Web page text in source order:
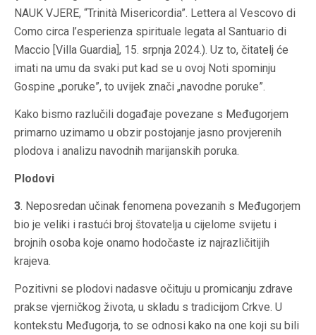
NAUK VJERE, “Trinità Misericordia”. Lettera al Vescovo di
Como circa l’esperienza spirituale legata al Santuario di
Maccio [Villa Guardia], 15. srpnja 2024.). Uz to, čitatelj će
imati na umu da svaki put kad se u ovoj Noti spominju
Gospine „poruke”, to uvijek znači „navodne poruke”.
Kako bismo razlučili događaje povezane s Međugorjem
primarno uzimamo u obzir postojanje jasno provjerenih
plodova i analizu navodnih marijanskih poruka.
Plodovi
3. Neposredan učinak fenomena povezanih s Međugorjem
bio je veliki i rastući broj štovatelja u cijelome svijetu i
brojnih osoba koje onamo hodočaste iz najrazličitijih
krajeva.
Pozitivni se plodovi nadasve očituju u promicanju zdrave
prakse vjerničkog života, u skladu s tradicijom Crkve. U
kontekstu Međugorja, to se odnosi kako na one koji su bili